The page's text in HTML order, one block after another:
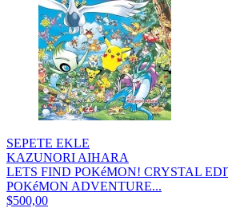
SEPETE EKLE
KAZUNORI AIHARA
LETS FIND POKéMON! CRYSTAL
POKéMON ADVENTURE...
$500,00